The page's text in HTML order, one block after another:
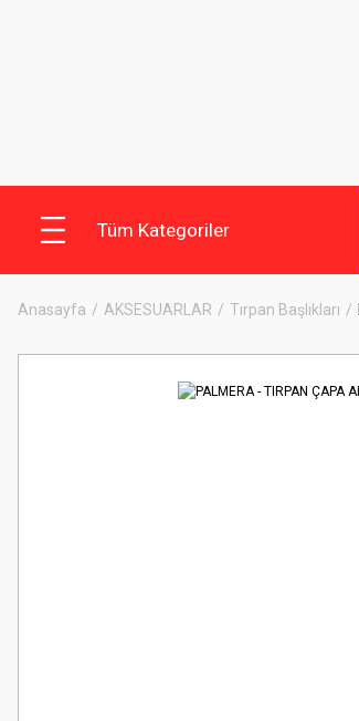
Tüm Kategoriler
Anasayfa AKSESUARLAR Tırpan Başlıkları